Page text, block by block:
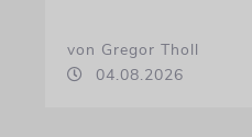
von Gregor Tholl
04.08.2026